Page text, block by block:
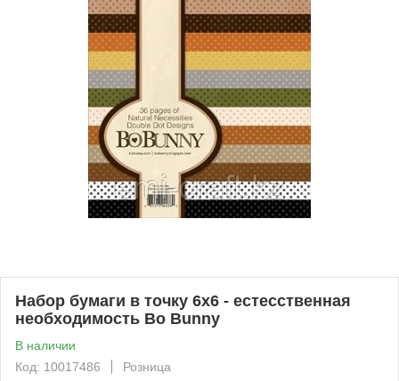
Набор бумаги в точку 6х6 - естесственная
необходимость Bo Bunny
В наличии
Код: 10017486
Розница